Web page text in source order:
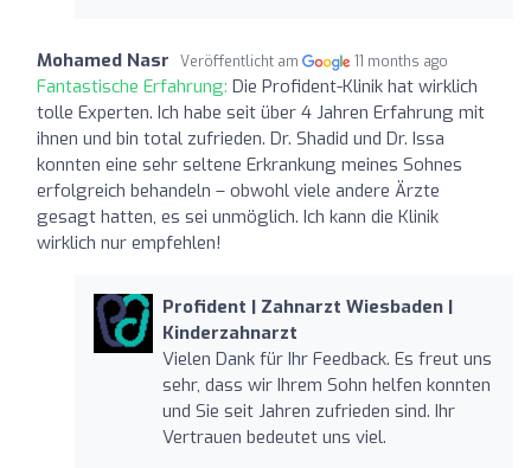
Mohamed Nasr Veröffentlicht am 11 months ago
Fantastische Erfahrung: Die Profident-Klinik hat wirklich
tolle Experten. Ich habe seit über 4 Jahren Erfahrung mit
ihnen und bin total zufrieden. Dr. Shadid und Dr. Issa
konnten eine sehr seltene Erkrankung meines Sohnes
erfolgreich behandeln – obwohl viele andere Ärzte
gesagt hatten, es sei unmöglich. Ich kann die Klinik
wirklich nur empfehlen!
Profident | Zahnarzt Wiesbaden |
Kinderzahnarzt
Vielen Dank für Ihr Feedback. Es freut uns
sehr, dass wir Ihrem Sohn helfen konnten
und Sie seit Jahren zufrieden sind. Ihr
Vertrauen bedeutet uns viel.